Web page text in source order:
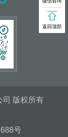
返回顶部
司 版权所有
号